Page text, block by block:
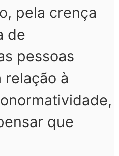
pela crença
de
pessoas
relação à
que